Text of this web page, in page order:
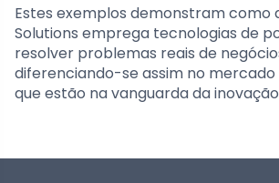
Estes exemplos demonstram como
Solutions emprega tecnologias de
resolver problemas reais de
diferenciando-se assim no mercado
que estão na vanguarda da